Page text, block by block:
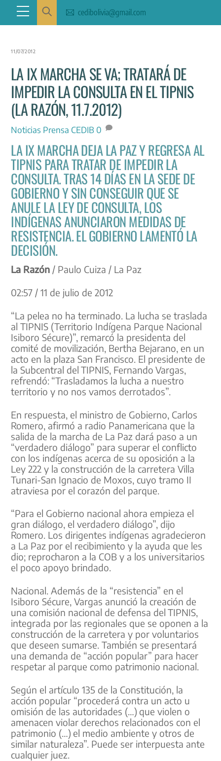
content
Menu cedibolivia@gmail.com
11/07/2012
LA IX MARCHA SE VA; TRATARÁ DE
IMPEDIR LA CONSULTA EN EL TIPNIS
(LA RAZÓN, 11.7.2012)
Noticias Prensa CEDIB 0
LA IX MARCHA DEJA LA PAZ Y REGRESA AL
TIPNIS PARA TRATAR DE IMPEDIR LA
CONSULTA. TRAS 14 DÍAS EN LA SEDE DE
GOBIERNO Y SIN CONSEGUIR QUE SE
ANULE LA LEY DE CONSULTA, LOS
INDÍGENAS ANUNCIARON MEDIDAS DE
RESISTENCIA. EL GOBIERNO LAMENTÓ LA
DECISIÓN.
La Razón / Paulo Cuiza / La Paz
02:57 / 11 de julio de 2012
“La pelea no ha terminado. La lucha se traslada
al TIPNIS (Territorio Indígena Parque Nacional
Isiboro Sécure)”, remarcó la presidenta del
comité de movilización, Bertha Bejarano, en un
acto en la plaza San Francisco. El presidente de
la Subcentral del TIPNIS, Fernando Vargas,
refrendó: “Trasladamos la lucha a nuestro
territorio y no nos vamos derrotados”.
En respuesta, el ministro de Gobierno, Carlos
Romero, afirmó a radio Panamericana que la
salida de la marcha de La Paz dará paso a un
“verdadero diálogo” para superar el conflicto
con los indígenas acerca de su oposición a la
Ley 222 y la construcción de la carretera Villa
Tunari-San Ignacio de Moxos, cuyo tramo II
atraviesa por el corazón del parque.
“Para el Gobierno nacional ahora empieza el
gran diálogo, el verdadero diálogo”, dijo
Romero. Los dirigentes indígenas agradecieron
a La Paz por el recibimiento y la ayuda que les
dio; reprocharon a la COB y a los universitarios
el poco apoyo brindado.
Nacional. Además de la “resistencia” en el
Isiboro Sécure, Vargas anunció la creación de
una comisión nacional de defensa del TIPNIS,
integrada por las regionales que se oponen a la
construcción de la carretera y por voluntarios
que deseen sumarse. También se presentará
una demanda de “acción popular” para hacer
respetar al parque como patrimonio nacional.
Según el artículo 135 de la Constitución, la
acción popular “procederá contra un acto u
omisión de las autoridades (…) que violen o
amenacen violar derechos relacionados con el
patrimonio (…) el medio ambiente y otros de
similar naturaleza”. Puede ser interpuesta ante
cualquier juez.